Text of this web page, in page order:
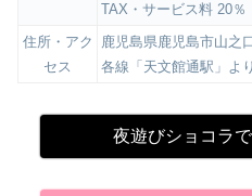
TAX・サービス料 20％
住所・アク
セス
鹿児島県鹿児島市山之
各線「天文館通駅」よ
夜遊びショコラ